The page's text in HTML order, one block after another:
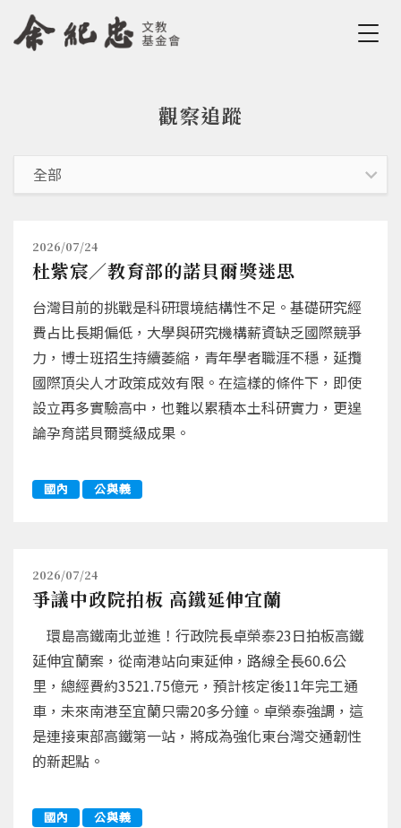
Jump to Navigation
Jump to Main content
觀察追蹤
2026/07/24
杜紫宸／教育部的諾貝爾獎迷思
台灣目前的挑戰是科研環境結構性不足。基礎研究經
費占比長期偏低，大學與研究機構薪資缺乏國際競爭
力，博士班招生持續萎縮，青年學者職涯不穩，延攬
國際頂尖人才政策成效有限。在這樣的條件下，即使
設立再多實驗高中，也難以累積本土科研實力，更遑
論孕育諾貝爾獎級成果。
國內 公與義
2026/07/24
爭議中政院拍板 高鐵延伸宜蘭
環島高鐵南北並進！行政院長卓榮泰23日拍板高鐵
延伸宜蘭案，從南港站向東延伸，路線全長60.6公
里，總經費約3521.75億元，預計核定後11年完工通
車，未來南港至宜蘭只需20多分鐘。卓榮泰強調，這
是連接東部高鐵第一站，將成為強化東台灣交通韌性
的新起點。
國內 公與義